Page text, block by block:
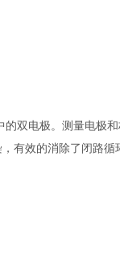
双电极。测量电极
有效的消除了闭路循